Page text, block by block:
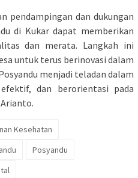
pendampingan dan dukungan
di Kukar dapat memberikan
dan merata. Langkah ini
untuk terus berinovasi dalam
menjadi teladan dalam
dan berorientasi pada
Kesehatan
Posyandu